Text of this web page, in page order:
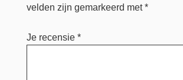
velden zijn gemarkeerd met*
Je recensie *